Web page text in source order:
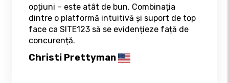
opțiuni – este atât de bun. Combinația
dintre o platformă intuitivă și suport de top
face ca SITE123 să se evidențieze față de
concurență.
Christi Prettyman